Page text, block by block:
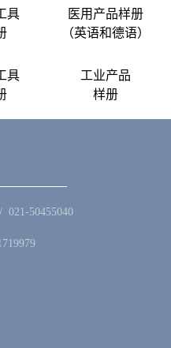
具
医用产品样册
（英语和德语）
具
工业产品
样册
021-50455040